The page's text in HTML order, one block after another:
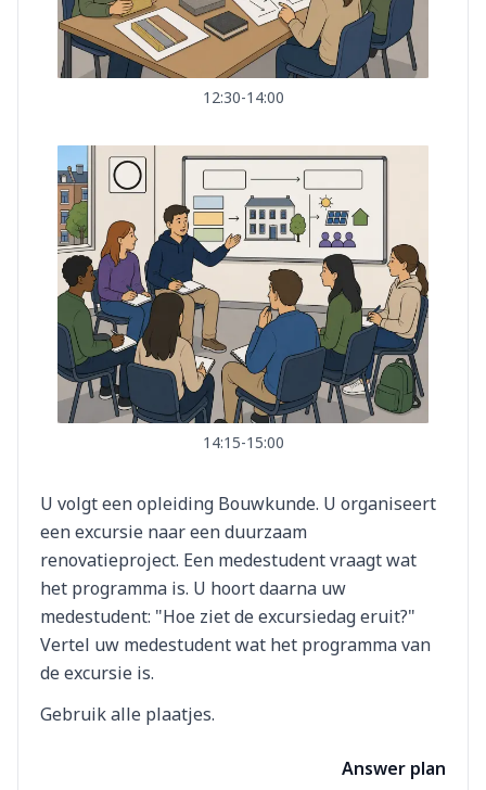
12:30-14:00
14:15-15:00
U volgt een opleiding Bouwkunde. U organiseert
een excursie naar een duurzaam
renovatieproject. Een medestudent vraagt wat
het programma is. U hoort daarna uw
medestudent: "Hoe ziet de excursiedag eruit?"
Vertel uw medestudent wat het programma van
de excursie is.
Gebruik alle plaatjes.
Answer plan